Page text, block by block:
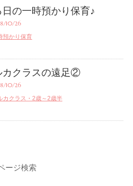
日の一時預かり保育♪
10/26
預かり保育
カクラスの遠足②
10/26
カクラス・2歳～2歳半
ージ検索